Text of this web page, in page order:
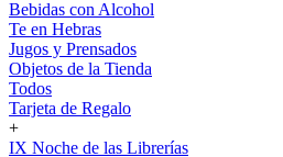
Bebidas con Alcohol
Te en Hebras
Jugos y Prensados
Objetos de la Tienda
Todos
Tarjeta de Regalo
+
IX Noche de las Librerías